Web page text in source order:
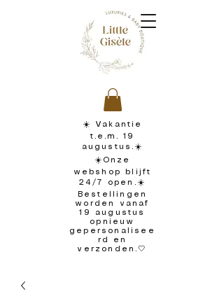
☀️ Vakantie
t.e.m. 19
augustus.☀️
☀️Onze
webshop blijft
24/7 open.☀️
Bestellingen
worden vanaf
19 augustus
opnieuw
gepersonalisee
rd en
verzonden.🤍